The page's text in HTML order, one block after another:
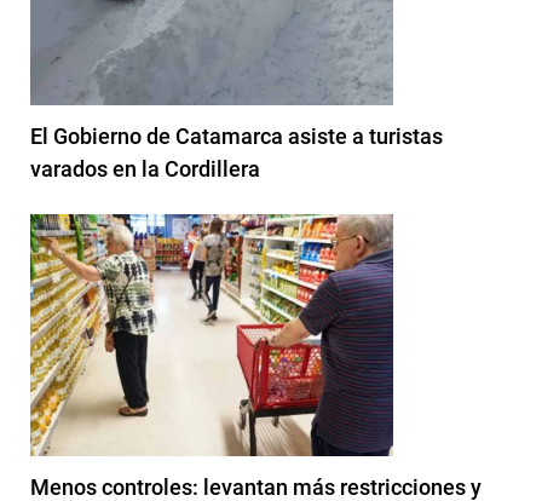
El Gobierno de Catamarca asiste a turistas
varados en la Cordillera
Menos controles: levantan más restricciones y